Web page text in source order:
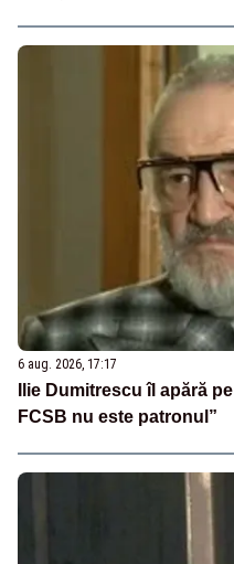
6 aug. 2026, 17:17
Ilie Dumitrescu îl apără
FCSB nu este patronul”